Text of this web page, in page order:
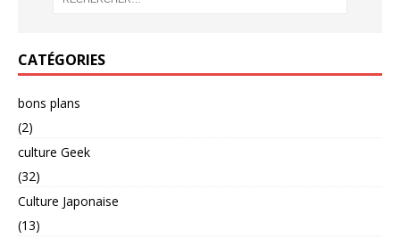
CATÉGORIES
bons plans
(2)
culture Geek
(32)
Culture Japonaise
(13)